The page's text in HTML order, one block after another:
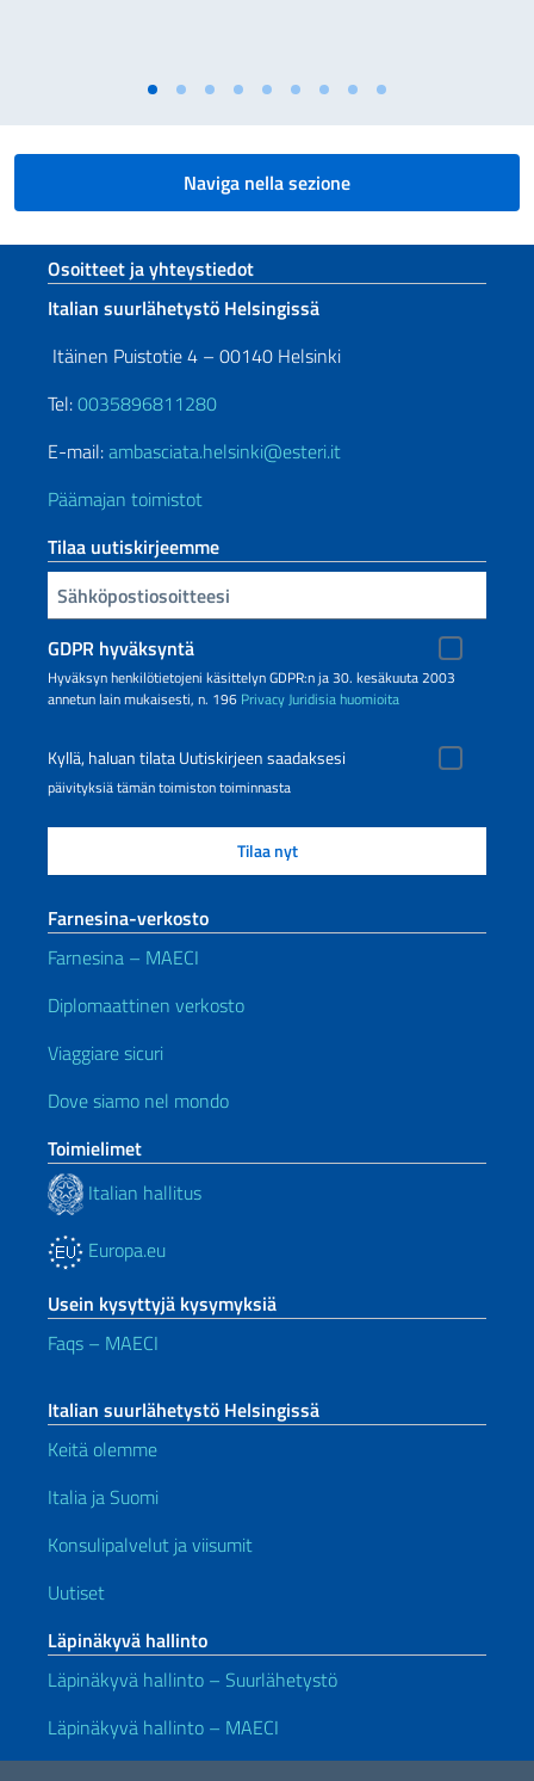
Naviga nella sezione
Footer section
Osoitteet ja yhteystiedot
Italian suurlähetystö Helsingissä
Itäinen Puistotie 4 – 00140 Helsinki
Tel:0035896811280
E-mail:ambasciata.helsinki@esteri.it
Päämajan toimistot
Tilaa uutiskirjeemme
Sähköpostiosoitteesi
GDPR hyväksyntä
Hyväksyn henkilötietojeni käsittelyn GDPR:n ja 30. kesäkuuta 2003
annetun lain mukaisesti, n. 196 PrivacyJuridisia huomioita
Kyllä, haluan tilata Uutiskirjeen saadaksesi
päivityksiä tämän toimiston toiminnasta
Farnesina-verkosto
Farnesina – MAECI
Diplomaattinen verkosto
Viaggiare sicuri
Dove siamo nel mondo
Toimielimet
Italian hallitus
Europa.eu
Usein kysyttyjä kysymyksiä
Faqs – MAECI
Italian suurlähetystö Helsingissä
Keitä olemme
Italia ja Suomi
Konsulipalvelut ja viisumit
Uutiset
Läpinäkyvä hallinto
Läpinäkyvä hallinto – Suurlähetystö
Läpinäkyvä hallinto – MAECI